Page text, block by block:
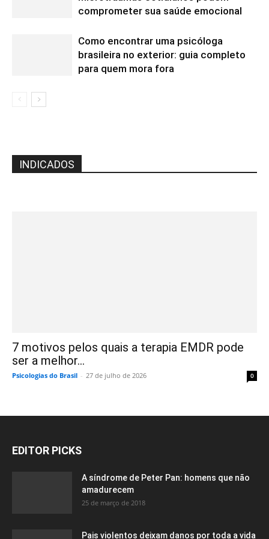
comprometer sua saúde emocional
Como encontrar uma psicóloga
brasileira no exterior: guia completo
para quem mora fora
INDICADOS
7 motivos pelos quais a terapia EMDR pode
ser a melhor...
Psicologias do Brasil - 27 de julho de 2026 0
EDITOR PICKS
A síndrome de Peter Pan: homens que não
amadurecem
25 de março de 2018
Pais violentos deixam danos por toda a vida